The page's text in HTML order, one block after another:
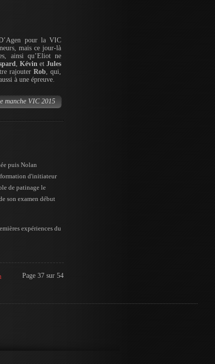
pour la VIC
mais ce jour-là
ainsi qu’Eliot ne
,KévinetJules
rajouterRob, qui,
à une épreuve.
manche VIC 2015
puis Nolan
d'initiateur
de patinage le
son examen début
expériences du
Page 37 sur 54